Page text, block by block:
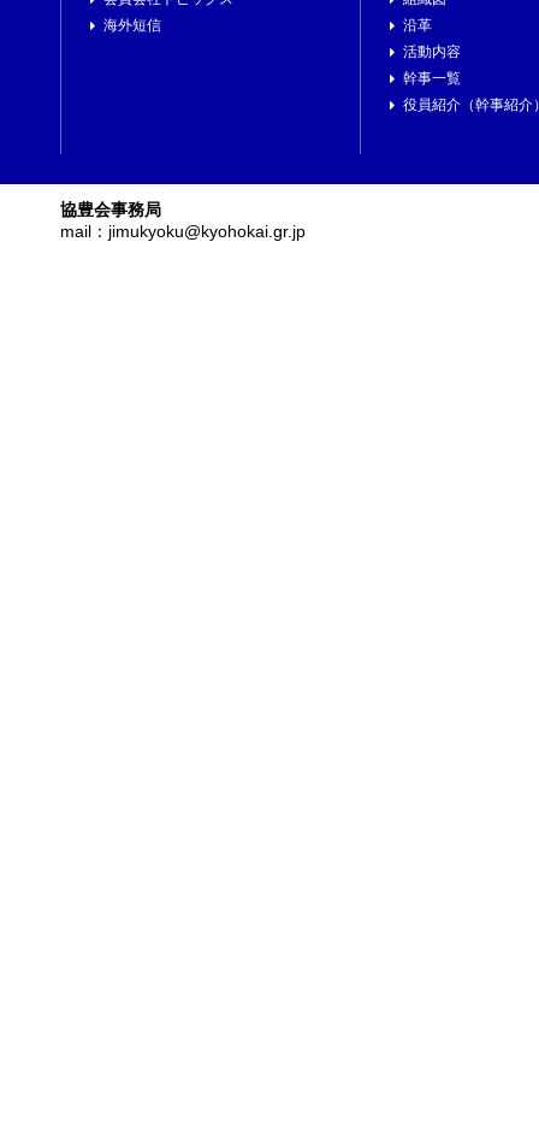
海外短信
沿革
活動内容
幹事一覧
役員紹介（幹事紹介
協豊会事務局
mail：jimukyoku@kyohokai.gr.jp